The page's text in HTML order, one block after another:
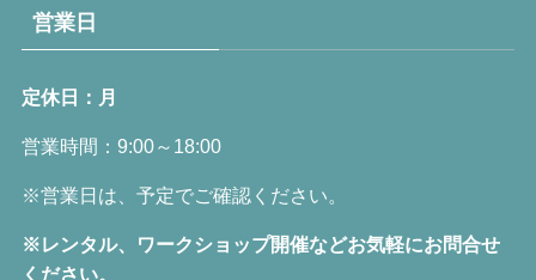
営業日
定休日：月
営業時間：9:00～18:00
※営業日は、予定でご確認ください。
※レンタル、ワークショップ開催などお気軽にお問合せ
ください。